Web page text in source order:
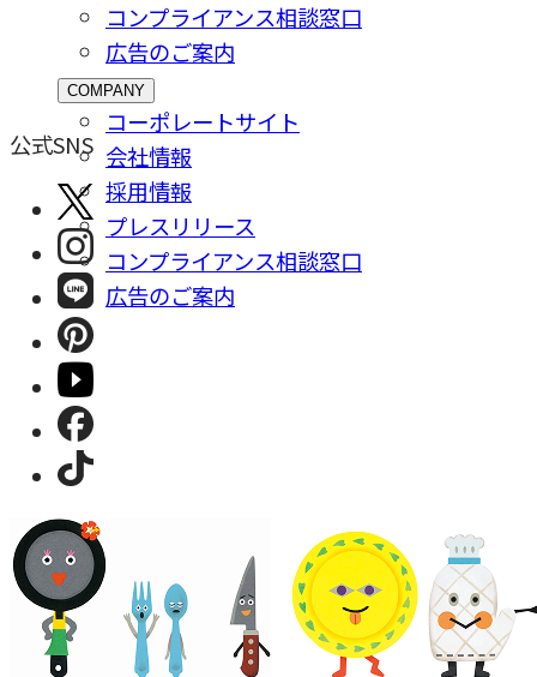
コンプライアンス相談窓⼝
広告のご案内
COMPANY
コーポレートサイト
会社情報
採⽤情報
プレスリリース
コンプライアンス相談窓⼝
広告のご案内
公式SNS